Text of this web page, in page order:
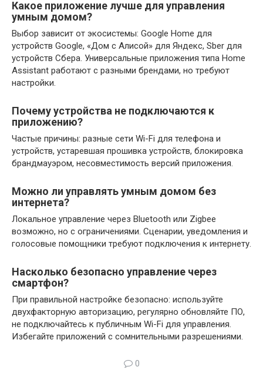
Какое приложение лучше для управления
умным домом?
Выбор зависит от экосистемы: Google Home для
устройств Google, «Дом с Алисой» для Яндекс, Sber для
устройств Сбера. Универсальные приложения типа Home
Assistant работают с разными брендами, но требуют
настройки.
Почему устройства не подключаются к
приложению?
Частые причины: разные сети Wi-Fi для телефона и
устройств, устаревшая прошивка устройств, блокировка
брандмауэром, несовместимость версий приложения.
Можно ли управлять умным домом без
интернета?
Локальное управление через Bluetooth или Zigbee
возможно, но с ограничениями. Сценарии, уведомления и
голосовые помощники требуют подключения к интернету.
Насколько безопасно управление через
смартфон?
При правильной настройке безопасно: используйте
двухфакторную авторизацию, регулярно обновляйте ПО,
не подключайтесь к публичным Wi-Fi для управления.
Избегайте приложений с сомнительными разрешениями.
0